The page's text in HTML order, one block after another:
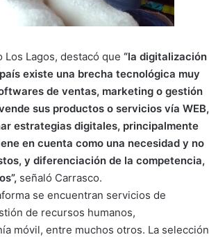
Lagos, destacó que “la digitalización
existe una brecha tecnológica muy
de ventas, marketing o gestión
sus productos o servicios vía WEB,
estrategias digitales, principalmente
en cuenta como una necesidad y no
y diferenciación de la competencia,
señaló Carrasco.
se encuentran servicios de
de recursos humanos,
móvil, entre muchos otros. La selección